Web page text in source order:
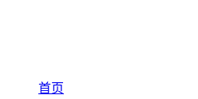
首页